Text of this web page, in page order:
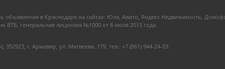
объявления в Краснодаре на сайтах: Юла, Авито, Яндекс Недвижимость,
ВТБ, генеральная лицензия №1000 от 8 июля 2015 года.
г. Армавир, ул. Матвеева, 179, тел.: +7 (861) 944-24-03.